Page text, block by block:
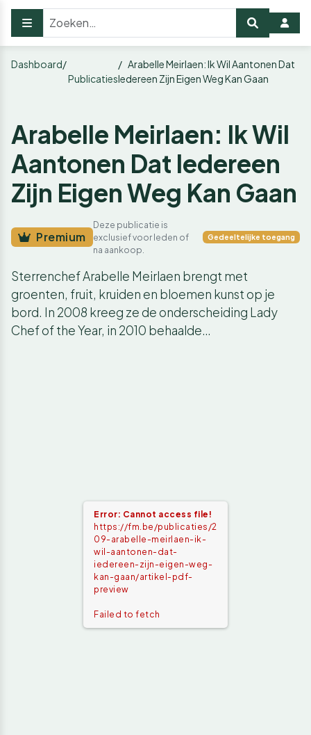
Dashboard
Publicaties
Arabelle Meirlaen: Ik Wil Aantonen Dat
Iedereen Zijn Eigen Weg Kan Gaan
Arabelle Meirlaen: Ik Wil
Aantonen Dat Iedereen
Zijn Eigen Weg Kan Gaan
Premium
Deze publicatie is
exclusief voor leden of
na aankoop.
Gedeeltelijke toegang
Sterrenchef Arabelle Meirlaen brengt met
groenten, fruit, kruiden en bloemen kunst op je
bord. In 2008 kreeg ze de onderscheiding Lady
Chef of the Year, in 2010 behaalde…
Error: Cannot access file!
https://fm.be/publicaties/2
09-arabelle-meirlaen-ik-
wil-aantonen-dat-
iedereen-zijn-eigen-weg-
kan-gaan/artikel-pdf-
preview
Failed to fetch